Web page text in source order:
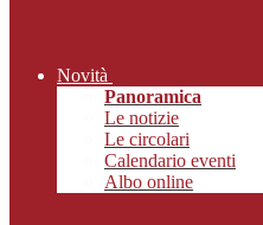
Novità
Panoramica
Le notizie
Le circolari
Calendario eventi
Albo online